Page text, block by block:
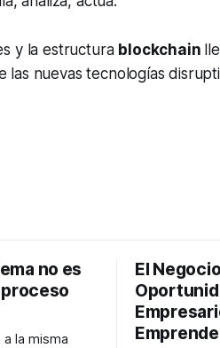
y la estructura blockchain
las nuevas tecnologías
no es
la misma
El